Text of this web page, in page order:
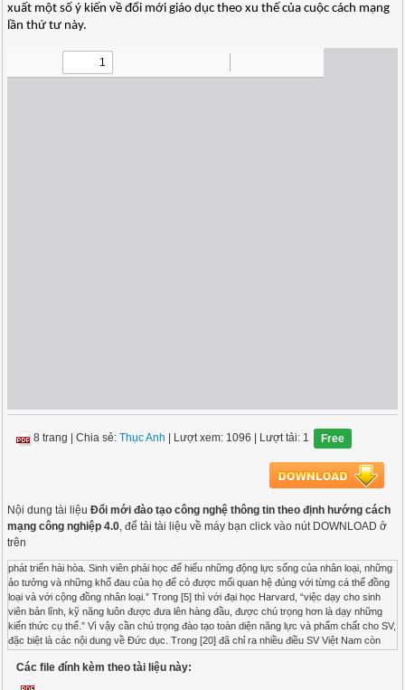
xuất một số ý kiến về đổi mới giáo dục theo xu thế của cuộc cách mạng
lần thứ tư này.
8 trang |Chia sẻ:Thục Anh | Lượt xem: 1096 | Lượt tải: 1 Free
Nội dung tài liệuĐổi mới đào tạo công nghệ thông tin theo định hướng cách
mạng công nghiệp 4.0, để tải tài liệu về máy bạn click vào nút DOWNLOAD ở
trên
phát triển hài hòa. Sinh viên phải học để hiểu những động lực sống của nhân loại, những
ảo tưởng và những khổ đau của họ để có được mối quan hệ đúng với từng cá thể đồng
loại và với cộng đồng nhân loại.” Trong [5] thì với đại học Harvard, “việc dạy cho sinh
viên bản lĩnh, kỹ năng luôn được đưa lên hàng đầu, được chú trọng hơn là dạy những
kiến thức cụ thể.” Vì vậy cần chú trọng đào tạo toàn diện năng lực và phẩm chất cho SV,
đặc biệt là các nội dung về Đức dục. Trong [20] đã chỉ ra nhiều điều SV Việt Nam còn
không đi học trễ, ý thức được quay cóp KỶ YẾU HỘI THẢO “PHÁT TRIỂN NGUỒN
NHÂN LỰC NGÀNH CNTT TRONG THỜI KỲ CMCN 4.0” TRƯỜNG ĐẠI HỌC NHA
Các file đính kèm theo tài liệu này: